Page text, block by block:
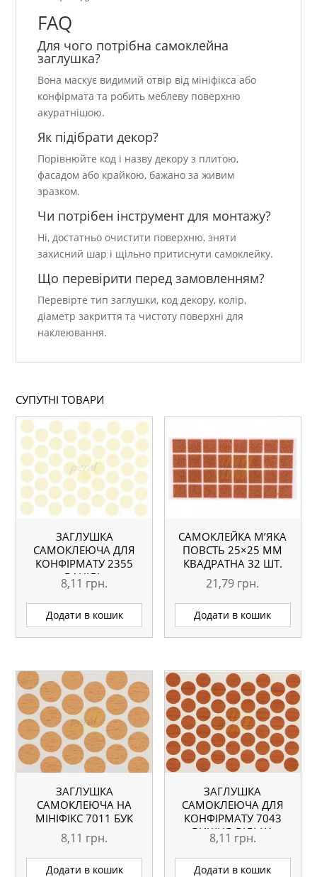
FAQ
Для чого потрібна самоклейна
заглушка?
Вона маскує видимий отвір від мініфікса або
конфірмата та робить меблеву поверхню
акуратнішою.
Як підібрати декор?
Порівнюйте код і назву декору з плитою,
фасадом або крайкою, бажано за живим
зразком.
Чи потрібен інструмент для монтажу?
Ні, достатньо очистити поверхню, зняти
захисний шар і щільно притиснути самоклейку.
Що перевірити перед замовленням?
Перевірте тип заглушки, код декору, колір,
діаметр закриття та чистоту поверхні для
наклеювання.
СУПУТНІ ТОВАРИ
ЗАГЛУШКА
САМОКЛЕЮЧА ДЛЯ
КОНФІРМАТУ 2355
ВАНІЛЬ
8,11 грн.
Додати в кошик
САМОКЛЕЙКА М’ЯКА
ПОВСТЬ 25×25 ММ
КВАДРАТНА 32 ШТ.
21,79 грн.
Додати в кошик
ЗАГЛУШКА
САМОКЛЕЮЧА НА
МІНІФІКС 7011 БУК
8,11 грн.
Додати в кошик
ЗАГЛУШКА
САМОКЛЕЮЧА ДЛЯ
КОНФІРМАТУ 7043
ВИШНЯ-ВІЛЬХА
8,11 грн.
Додати в кошик